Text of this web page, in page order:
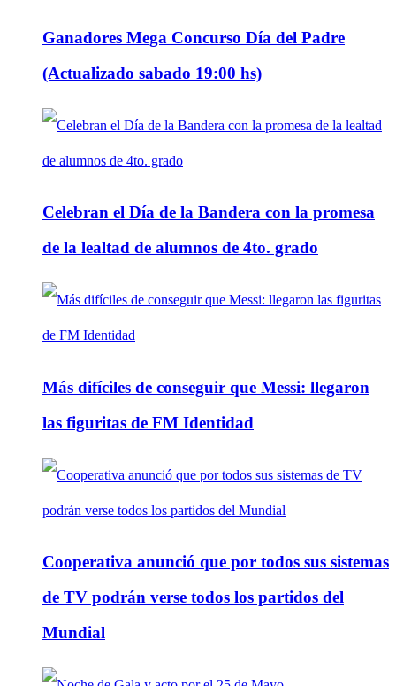
Ganadores Mega Concurso Día del Padre
(Actualizado sabado 19:00 hs)
Celebran el Día de la Bandera con la promesa
de la lealtad de alumnos de 4to. grado
Más difíciles de conseguir que Messi: llegaron
las figuritas de FM Identidad
Cooperativa anunció que por todos sus sistemas
de TV podrán verse todos los partidos del
Mundial